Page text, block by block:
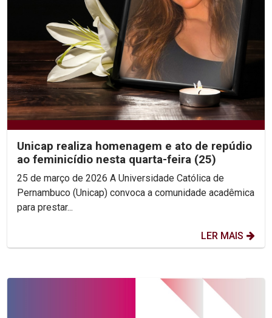
Unicap realiza homenagem e ato de repúdio
ao feminicídio nesta quarta-feira (25)
25 de março de 2026 A Universidade Católica de
Pernambuco (Unicap) convoca a comunidade acadêmica
para prestar...
LER MAIS